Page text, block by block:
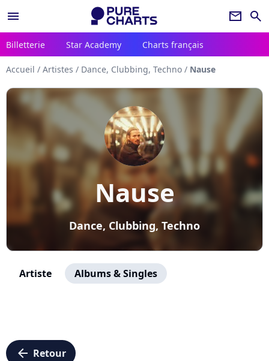
menu newsletter search
Billetterie Star Academy Charts français
Accueil / Artistes / Dance, Clubbing, Techno / Nause
Nause
Dance, Clubbing, Techno
Artiste Albums & Singles
arrow_left Retour